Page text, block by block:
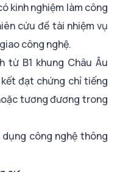
kinh nghiệm làm công
cứu đề tài nhiệm vụ
công nghệ.
từ B1 khung Châu Âu
đạt chứng chỉ tiếng
tương đương trong
công nghệ thông